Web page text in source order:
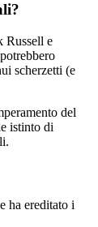
Russell e
scherzetti (e
del
istinto di
ha ereditato i